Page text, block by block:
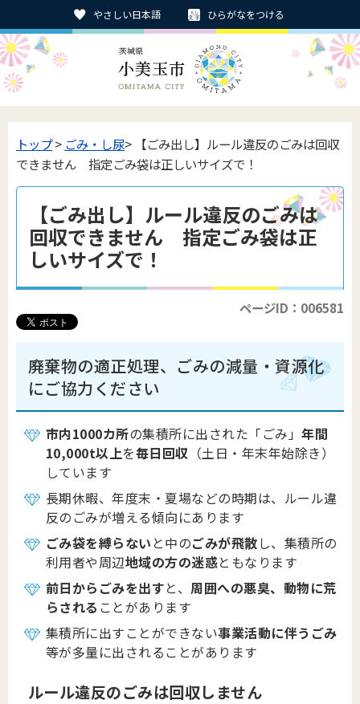
やさしい日本語 ひらがなをつける
トップ> ごみ・し尿> 【ごみ出し】ルール違反のごみは回収
できません 指定ごみ袋は正しいサイズで！
【ごみ出し】ルール違反のごみは
回収できません 指定ごみ袋は正
しいサイズで！
ページID：006581
廃棄物の適正処理、ごみの減量・資源化
にご協力ください
市内1000カ所の集積所に出された「ごみ」年間
10,000t以上を毎日回収 （土日・年末年始除き）
しています
長期休暇、年度末・夏場などの時期は、ルール違
反のごみが増える傾向にあります
ごみ袋を縛らない と中のごみが飛散し、集積所の
利用者や周辺地域の方の迷惑ともなります
前日からごみを出すと、周囲への悪臭、動物に荒
らされる ことがあります
集積所に出すことができない事業活動に伴うごみ
等が多量に出されることがあります
ルール違反のごみは回収しません